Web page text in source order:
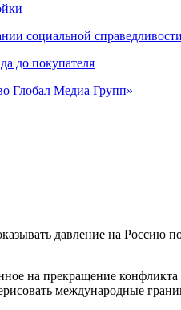
социальной справедливости
до покупателя
Глобал Медиа Групп»
давление на Россию
на прекращение
международные